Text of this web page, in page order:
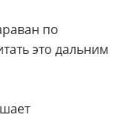
по
это дальним